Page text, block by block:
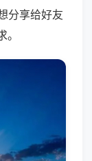
分享给好友